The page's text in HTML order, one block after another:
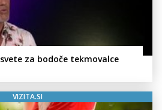
za bodoče tekmovalce
VIZITA.SI